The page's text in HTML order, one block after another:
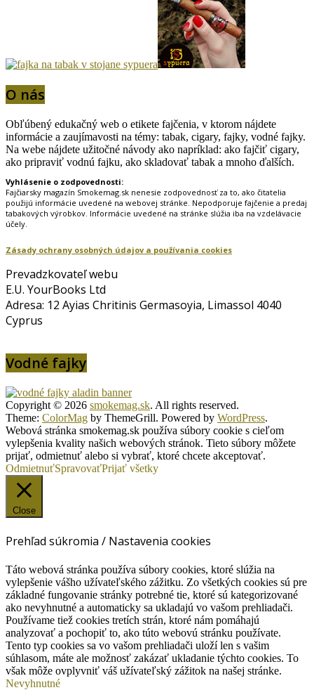
O nás
Obľúbený edukačný web o etikete fajčenia, v ktorom nájdete
informácie a zaujímavosti na témy: tabak, cigary, fajky, vodné fajky.
Na webe nájdete užitočné návody ako napríklad: ako fajčiť cigary,
ako pripraviť vodnú fajku, ako skladovať tabak a mnoho ďalších.
Vyhlásenie o zodpovednosti:
Fajčiarsky magazín Smokemag.sk nenesie zodpovednosť za to, ako čitatelia
použijú informácie uvedené na webovej stránke. Nepodporuje fajčenie a predaj
tabakových výrobkov. Informácie uvedené na stránke slúžia iba na vzdelávacie
účely.
Zásady ochrany osobných údajov a používania cookies
Prevadzkovateľ webu
E.U. YourBooks Ltd
Adresa: 12 Ayias Chritinis Germasoyia, Limassol 4040
Cyprus
Vodné fajky
Copyright © 2026 smokemag.sk. All rights reserved.
Theme: ColorMag by ThemeGrill. Powered by WordPress.
Webová stránka smokemag.sk používa súbory cookie s cieľom
vylepšenia kvality našich webových stránok. Tieto súbory môžete
prijať, odmietnuť alebo si vybrať, ktoré chcete akceptovať.
OdmietnuťSpravovaťPrijať všetky
Close
Prehľad súkromia / Nastavenia cookies
Táto webová stránka používa súbory cookies, ktoré slúžia na
vylepšenie vášho užívateľského zážitku. Zo všetkých cookies sú pre
základné fungovanie stránky potrebné tie, ktoré sú kategorizované
ako nevyhnutné a automaticky sa ukladajú vo vašom prehliadači.
Používame tiež cookies tretích strán, ktoré nám pomáhajú
analyzovať a pochopiť to, ako túto webovú stránku používate.
Tento typ cookies sa vo vašom prehliadači uloží len s vašim
súhlasom, máte ale možnosť zakázať ukladanie týchto cookies. To
však môže ovplyvniť váš užívateľský zážitok na našej stránke.
Nevyhnutné